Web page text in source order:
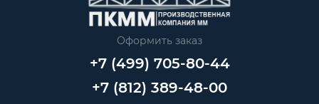
Оформить заказ
+7 (499) 705-80-44
+7 (812) 389-48-00